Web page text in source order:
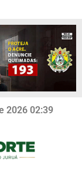
2026 02:39